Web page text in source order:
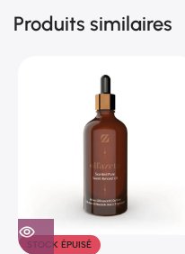
Produits similaires
STOCK ÉPUISÉ